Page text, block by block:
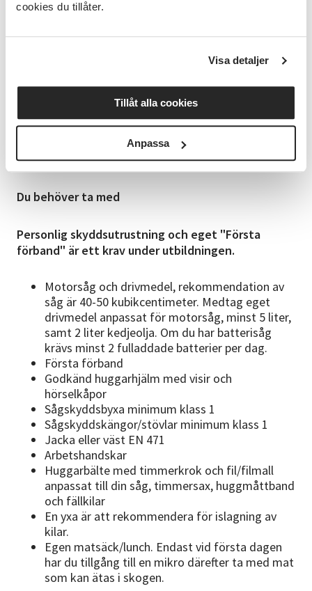
cookies du tillåter.
Visa detaljer
Tillåt alla cookies
Anpassa
Metoder och hjälpmedel vid trädfällning
Arbetsteknik vid avverkning
Examinationen utförs externt efter att du har
genomfört utbildningen och betalas separat till
examinatorn, ca 2000 kr+moms, samt 480+moms kr
för kort. Under pågående kurs kommer datum för
din examination att bestämmas tillsammans med
kursledarna utifrån dina önskemål.
Du behöver ta med
Personlig skyddsutrustning och eget "Första
förband" är ett krav under utbildningen.
Motorsåg och drivmedel, rekommendation av
såg är 40-50 kubikcentimeter. Medtag eget
drivmedel anpassat för motorsåg, minst 5 liter,
samt 2 liter kedjeolja. Om du har batterisåg
krävs minst 2 fulladdade batterier per dag.
Första förband
Godkänd huggarhjälm med visir och
hörselkåpor
Sågskyddsbyxa minimum klass 1
Sågskyddskängor/stövlar minimum klass 1
Jacka eller väst EN 471
Arbetshandskar
Huggarbälte med timmerkrok och fil/filmall
anpassat till din såg, timmersax, huggmåttband
och fällkilar
En yxa är att rekommendera för islagning av
kilar.
Egen matsäck/lunch. Endast vid första dagen
har du tillgång till en mikro därefter ta med mat
som kan ätas i skogen.